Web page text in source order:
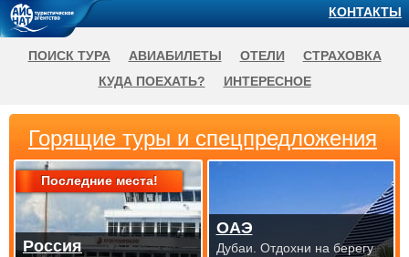
Горящие туры и спецпредложения
Последние места!
Россия
ОАЭ
Дубаи. Отдохни на берегу
КОНТАКТЫ
ПОИСК ТУРА АВИАБИЛЕТЫ ОТЕЛИ
СТРАХОВКА
КУДА ПОЕХАТЬ?
ИНТЕРЕСНОЕ